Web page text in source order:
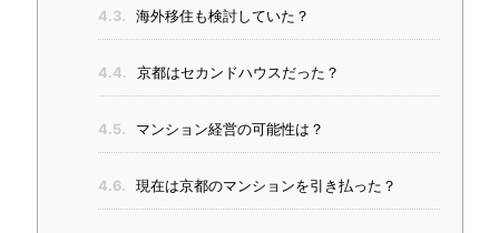
4.3. 海外移住も検討していた？
4.4. 京都はセカンドハウスだった？
4.5. マンション経営の可能性は？
4.6. 現在は京都のマンションを引き払った？